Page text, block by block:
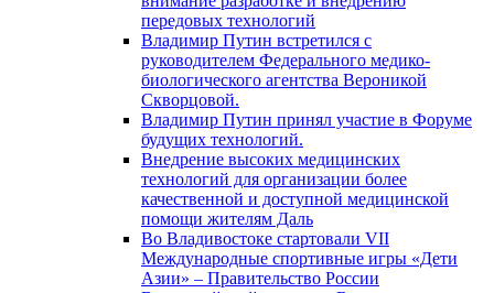
передовых технологий
Владимир Путин встретился с
руководителем Федерального медико-
биологического агентства Вероникой
Скворцовой.
Владимир Путин принял участие в Форуме
будущих технологий.
Внедрение высоких медицинских
технологий для организации более
качественной и доступной медицинской
помощи жителям Даль
Во Владивостоке стартовали VII
Международные спортивные игры «Дети
Азии» – Правительство России